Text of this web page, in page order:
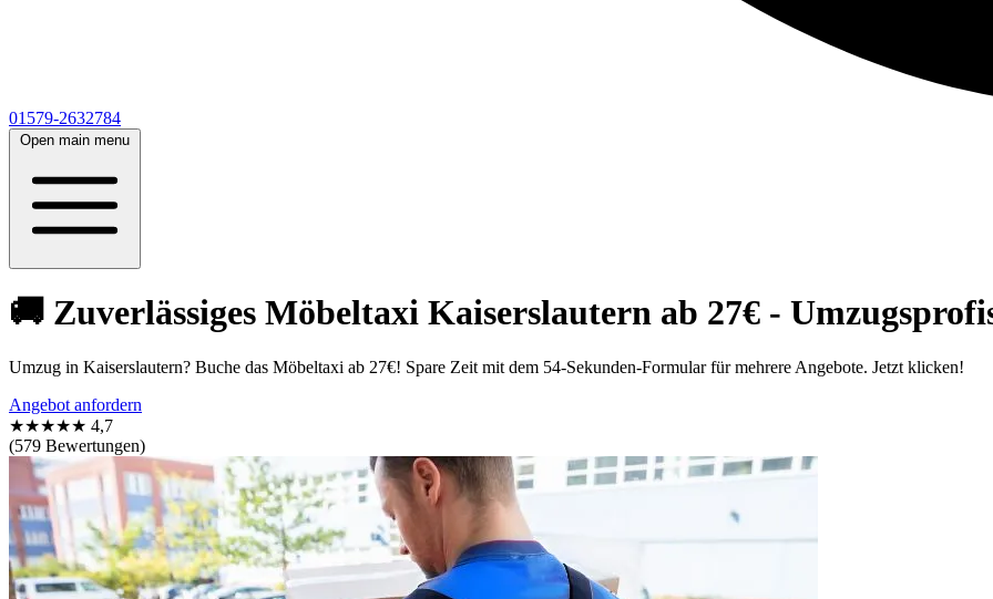
01579-2632784
Open main menu
🚚 Zuverlässiges Möbeltaxi Kaiserslautern ab 27€ -
Umzug in Kaiserslautern? Buche das Möbeltaxi ab 27€! Spare Zeit mit dem 54-Sekunden-Formular für mehrere Angebote. Jetzt klicken!
Angebot anfordern
★★★★★ 4,7
(579 Bewertungen)